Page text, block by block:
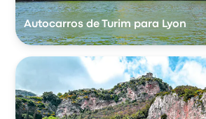
Autocarros de Turim para Lyon